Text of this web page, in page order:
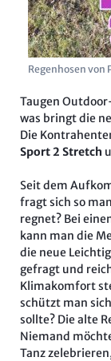
Regenhosen von
Taugen
was bringt die
Die
Sport 2 Stretch
Seit dem
fragt sich so
regnet? Bei
kann man die
die neue
gefragt und
Klimakomfort
schützt man
sollte? Die alte
Niemand
Tanz